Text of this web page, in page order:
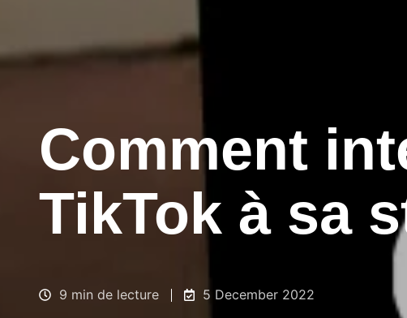
Comment
TikTok à sa
9 min de lecture 5 December 2022